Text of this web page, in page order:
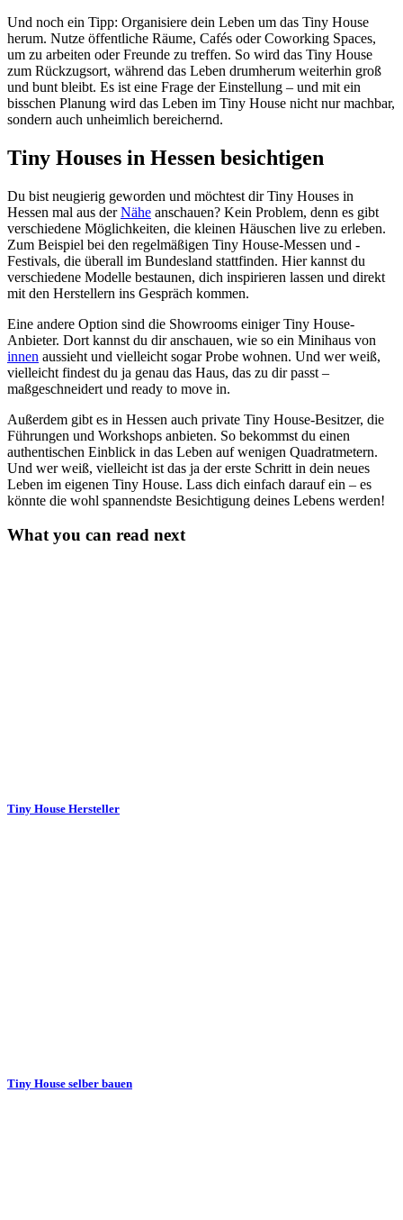
Und noch ein Tipp: Organisiere dein Leben um das Tiny House
herum. Nutze öffentliche Räume, Cafés oder Coworking Spaces,
um zu arbeiten oder Freunde zu treffen. So wird das Tiny House
zum Rückzugsort, während das Leben drumherum weiterhin groß
und bunt bleibt. Es ist eine Frage der Einstellung – und mit ein
bisschen Planung wird das Leben im Tiny House nicht nur machbar,
sondern auch unheimlich bereichernd.
Tiny Houses in Hessen besichtigen
Du bist neugierig geworden und möchtest dir Tiny Houses in
Hessen mal aus derNähe anschauen? Kein Problem, denn es gibt
verschiedene Möglichkeiten, die kleinen Häuschen live zu erleben.
Zum Beispiel bei den regelmäßigen Tiny House-Messen und -
Festivals, die überall im Bundesland stattfinden. Hier kannst du
verschiedene Modelle bestaunen, dich inspirieren lassen und direkt
mit den Herstellern ins Gespräch kommen.
Eine andere Option sind die Showrooms einiger Tiny House-
Anbieter. Dort kannst du dir anschauen, wie so ein Minihaus von
innen aussieht und vielleicht sogar Probe wohnen. Und wer weiß,
vielleicht findest du ja genau das Haus, das zu dir passt –
maßgeschneidert und ready to move in.
Außerdem gibt es in Hessen auch private Tiny House-Besitzer, die
Führungen und Workshops anbieten. So bekommst du einen
authentischen Einblick in das Leben auf wenigen Quadratmetern.
Und wer weiß, vielleicht ist das ja der erste Schritt in dein neues
Leben im eigenen Tiny House. Lass dich einfach darauf ein – es
könnte die wohl spannendste Besichtigung deines Lebens werden!
What you can read next
Tiny House Hersteller
Tiny House selber bauen